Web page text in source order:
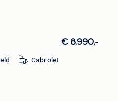
€ 8.990,-
Cabriolet